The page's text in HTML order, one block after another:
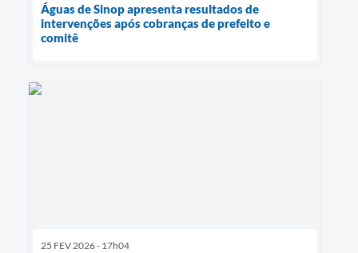
Águas de Sinop apresenta resultados de
intervenções após cobranças de prefeito e
comitê
25 FEV 2026 - 17h04